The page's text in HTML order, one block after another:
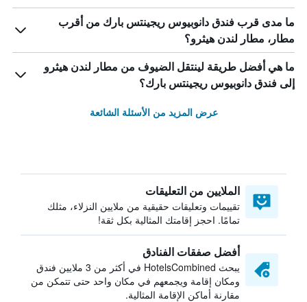
ما مدى قرب فندق دانوبيوس ريجينتس بارك من أقرب
مطار، مطار لندن هيثرو؟
ما هي أفضل طريقة لينتقل الضيوف من مطار لندن هيثرو
إلى فندق دانوبيوس ريجينتس بارك؟
عرض المزيد من الأسئلة الشائعة
الملايين من التعليقات
تقييمات وتعليقات حقيقية من ملايين النزلاء، مثلك
تمامًا. احجز إقامتك المثالية بكل ثقة!
أفضل صفقات الفنادق
يبحث HotelsCombined في أكثر من 3 ملايين فندق
ومكان إقامة ويجمعهم في مكان واحد حتى تتمكن من
مقارنة أماكن الإقامة المثالية.